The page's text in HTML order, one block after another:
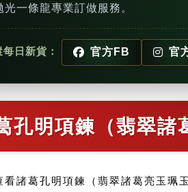
光一條龍專業訂做服務。
日新貨： 官方FB 官
孔明項鍊（翡翠諸
看諸葛孔明項鍊（翡翠諸葛亮玉珮